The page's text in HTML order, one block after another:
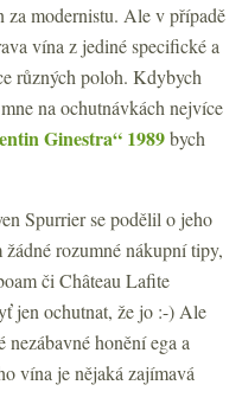
za modernistu. Ale v případě
vína z jediné specifické a
různých poloh. Kdybych
na ochutnávkách nejvíce
Ginestra“ 1989bych
Spurrier se podělil o jeho
rozumné nákupní tipy,
či Château Lafite
jen ochutnat, že jo :-) Ale
honění ega a
vína je nějaká zajímavá